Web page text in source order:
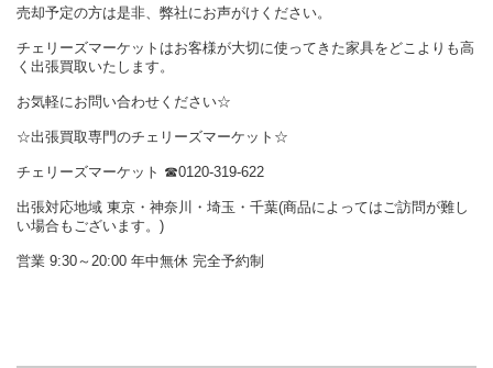
売却予定の方は是非、弊社にお声がけください。
チェリーズマーケットはお客様が大切に使ってきた家具をどこよりも高
く出張買取いたします。
お気軽にお問い合わせください☆
☆出張買取専門のチェリーズマーケット☆
チェリーズマーケット ☎︎0120-319-622
出張対応地域 東京・神奈川・埼玉・千葉(商品によってはご訪問が難し
い場合もございます。)
営業 9:30～20:00 年中無休 完全予約制